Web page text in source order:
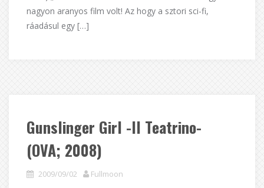
nagyon aranyos film volt! Az hogy a sztori sci-fi,
ráadásul egy […]
Gunslinger Girl -Il Teatrino-
(OVA; 2008)
2009/09/02 Fullmoon